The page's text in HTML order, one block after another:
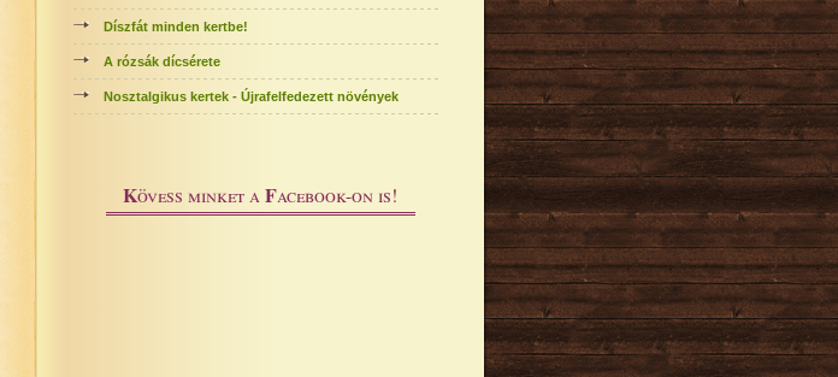
Díszfát minden kertbe!
A rózsák dícsérete
Nosztalgikus kertek - Újrafelfedezett növények
Kövess minket a Facebook-on is!